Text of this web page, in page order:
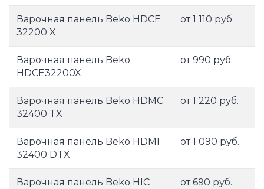
Варочная панель Beko HDCE
32200 X
от 1 110 руб.
Варочная панель Beko
HDCE32200X
от 990 руб.
Варочная панель Beko HDMC
32400 TX
от 1 220 руб.
Варочная панель Beko HDMI
32400 DTX
от 1 090 руб.
Варочная панель Beko HIC
от 690 руб.